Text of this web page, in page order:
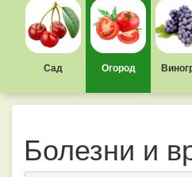
Сад Огород
Болезни и